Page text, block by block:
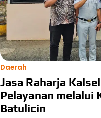
Daerah
Jasa Raharja
Pelayanan melalui
Batulicin